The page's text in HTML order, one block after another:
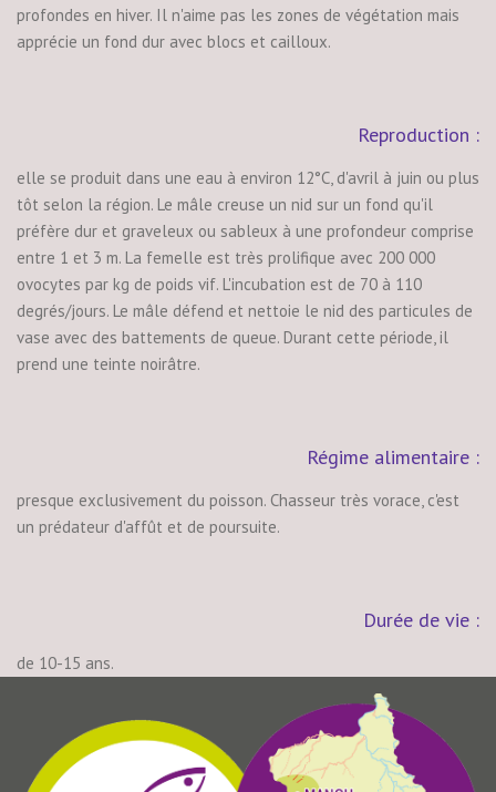
profondes en hiver. Il n'aime pas les zones de végétation mais
apprécie un fond dur avec blocs et cailloux.
Reproduction :
elle se produit dans une eau à environ 12°C, d'avril à juin ou plus
tôt selon la région. Le mâle creuse un nid sur un fond qu'il
préfère dur et graveleux ou sableux à une profondeur comprise
entre 1 et 3 m. La femelle est très prolifique avec 200 000
ovocytes par kg de poids vif. L'incubation est de 70 à 110
degrés/jours. Le mâle défend et nettoie le nid des particules de
vase avec des battements de queue. Durant cette période, il
prend une teinte noirâtre.
Régime alimentaire :
presque exclusivement du poisson. Chasseur très vorace, c'est
un prédateur d'affût et de poursuite.
Durée de vie :
de 10-15 ans.